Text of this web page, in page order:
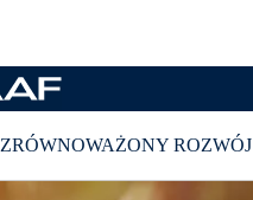
ZRÓWNOWAŻONY ROZWÓJ